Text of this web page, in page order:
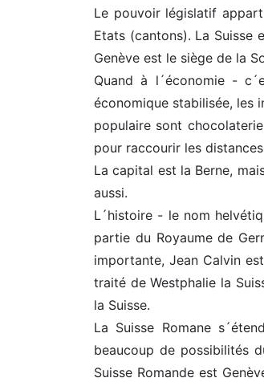
Le pouvoir législatif
Etats (cantons). La Suisse
Genève est le siège de la
Quand à l´économie -
économique stabilisée, les
populaire sont
pour raccourir les
La capital est la Berne,
aussi.
L´histoire - le nom
partie du Royaume de
importante, Jean Calvin
traité de Westphalie la
la Suisse.
La Suisse Romane
beaucoup de possibilités
Suisse Romande est